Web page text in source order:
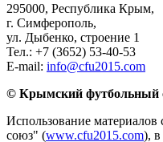
295000, Республика Крым,
г. Симферополь,
ул. Дыбенко, строение 1
Тел.: +7 (3652) 53-40-53
E-mail: info@cfu2015.com
© Крымский футбольный
Использование
союз" (www.cfu2015.com),